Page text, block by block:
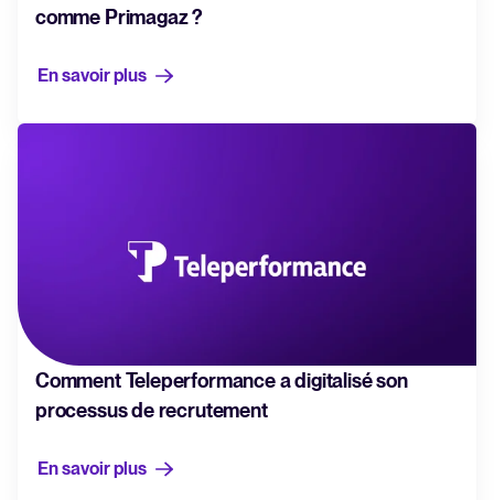
comme Primagaz ?
En savoir plus
Comment Teleperformance a digitalisé son
processus de recrutement
En savoir plus